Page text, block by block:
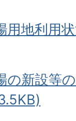
用地利用
の新設等